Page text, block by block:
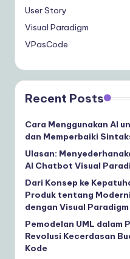
User Story
Visual Paradigm
VPasCode
Recent Posts
Cara Menggunakan AI
dan Memperbaiki
Ulasan:
AI Chatbot Visual
Dari Konsep ke
Produk tentang
dengan Visual Paradigm
Pemodelan UML dalam
Revolusi Kecerdasan
Kode